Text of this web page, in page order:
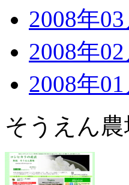
2008年
2008年
2008年
そうえん農